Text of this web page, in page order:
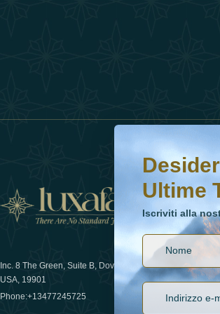
Inc. 8 The Green, Suite B, Dover, DE
USA, 19901
Phone:+13477245725
Come la
lusso nel
Desideri saperne di
Iscriviti alla nostra
Ultime
Iscriviti alla